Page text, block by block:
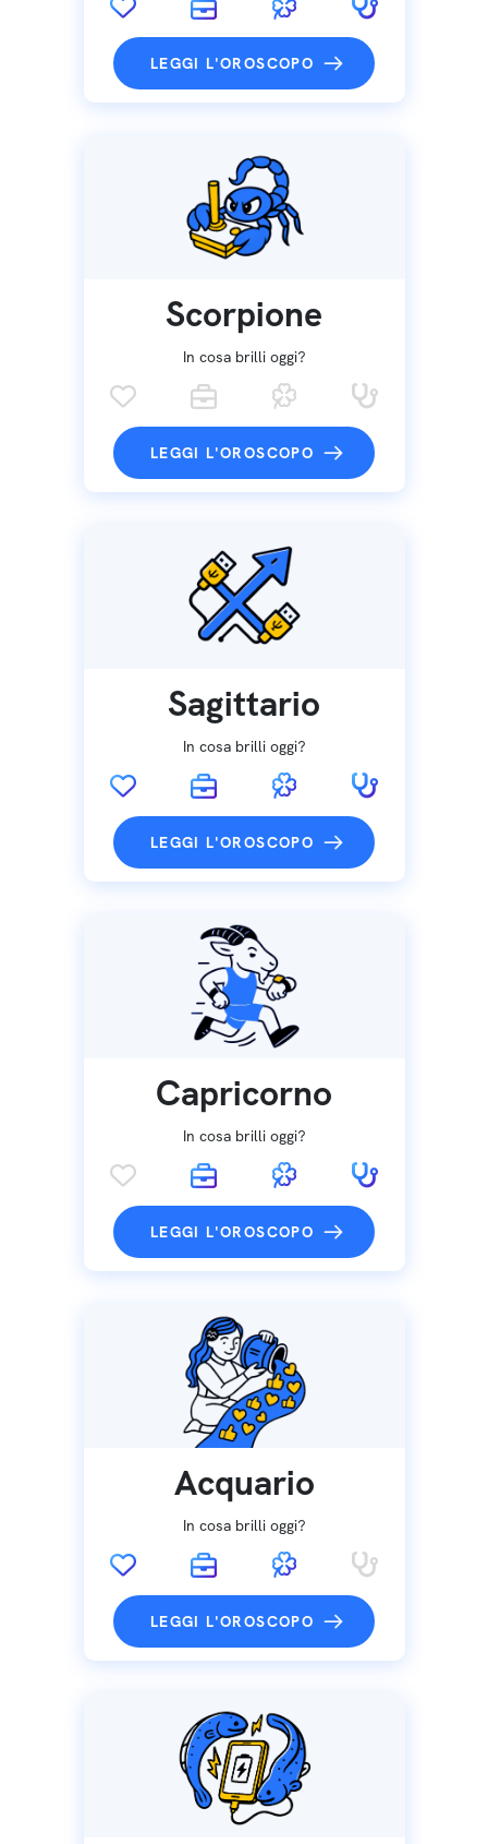
LEGGI L'OROSCOPO
Scorpione
In cosa brilli oggi?
LEGGI L'OROSCOPO
Sagittario
In cosa brilli oggi?
LEGGI L'OROSCOPO
Capricorno
In cosa brilli oggi?
LEGGI L'OROSCOPO
Acquario
In cosa brilli oggi?
LEGGI L'OROSCOPO